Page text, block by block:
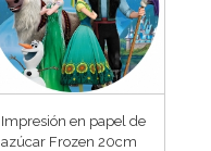
Impresión en papel de
azúcar Frozen 20cm